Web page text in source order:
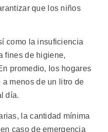
que los niños
como la insuficiencia
fines de higiene,
promedio, los hogares
menos de un litro de
día.
la cantidad mínima
caso de emergencia